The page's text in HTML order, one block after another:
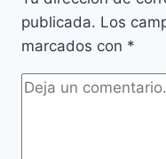
publicada. Los
marcados con *